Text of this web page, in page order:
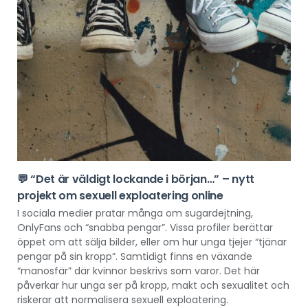
💬 “Det är väldigt lockande i början…” – nytt
projekt om sexuell exploatering online
I sociala medier pratar många om sugardejtning,
OnlyFans och “snabba pengar”. Vissa profiler berättar
öppet om att sälja bilder, eller om hur unga tjejer “tjänar
pengar på sin kropp”. Samtidigt finns en växande
“manosfär” där kvinnor beskrivs som varor. Det här
påverkar hur unga ser på kropp, makt och sexualitet och
riskerar att normalisera sexuell exploatering.